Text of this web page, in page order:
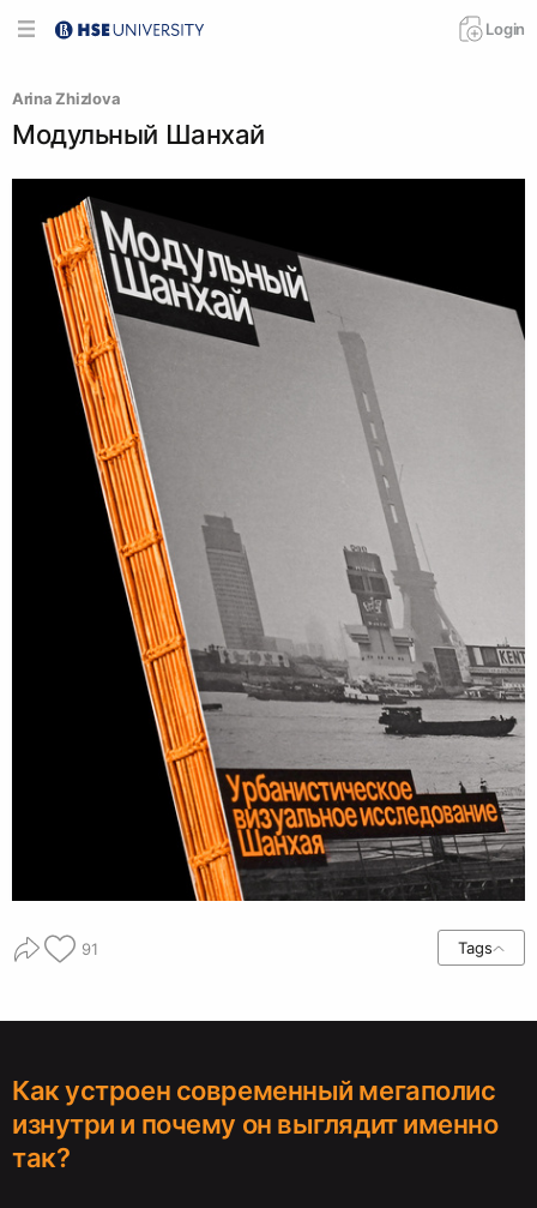
Login
Arina Zhizlova
Модульный Шанхай
91 Tags
Как устроен современный мегаполис
изнутри и почему он выглядит именно